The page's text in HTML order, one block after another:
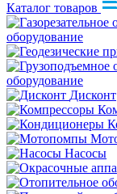
Каталог товаров
оборудование
оборудование
Дисконт
Насосы